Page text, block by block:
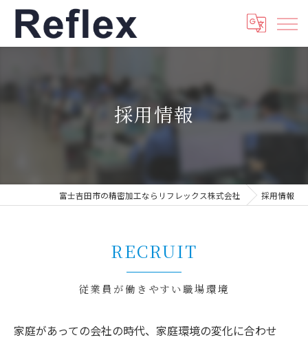
採用情報
富士吉田市の精密加工ならリフレックス株式会社 採用情報
従業員が働きやすい職場環境
RECRUIT
家庭があっての会社の時代、家庭環境の変化に合わせ